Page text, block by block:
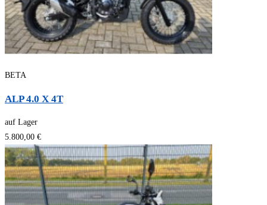
BETA
ALP 4.0 X 4T
auf Lager
5.800,00 €